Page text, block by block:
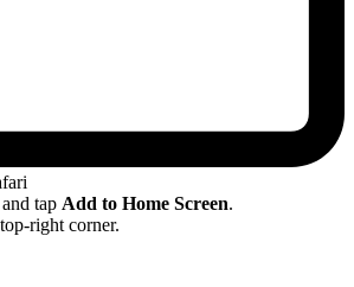
tap Add to Home Screen.
right corner.